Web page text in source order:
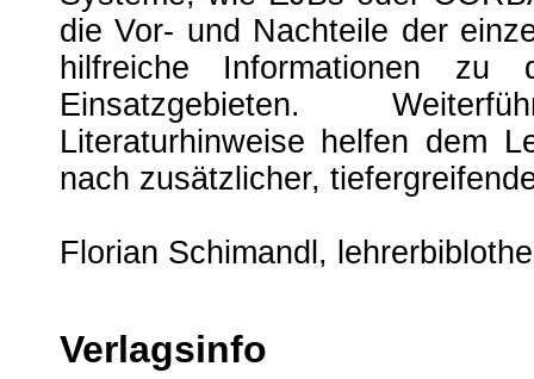
die Vor- und Nachteile der
hilfreiche Informationen zu
Einsatzgebieten.
Literaturhinweise helfen dem
nach zusätzlicher,
Florian Schimandl,
Verlagsinfo